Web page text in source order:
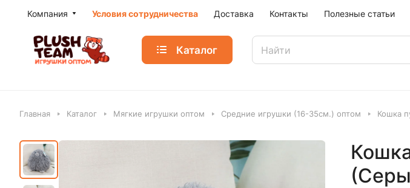
Компания Условия сотрудничества Доставка Контакты Полезные статьи
Каталог
Главная Каталог Мягкие игрушки оптом Средние игрушки (16-35см.) оптом Кошка